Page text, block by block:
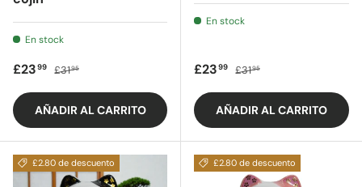
En stock
Precio de oferta
£2399 Precio regular
£3195
AÑADIR AL CARRITO
En stock
Precio de oferta
£2399 Precio regular
£3195
AÑADIR AL CARRITO
£2.80 de descuento £2.80 de descuento